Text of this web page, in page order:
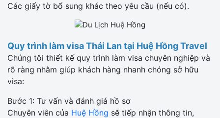
Các giấy tờ bổ sung khác theo yêu cầu (nếu có).
Quy trình làm visa Thái Lan tại Huệ Hồng Travel
Chúng tôi thiết kế quy trình làm visa chuyên nghiệp và
rõ ràng nhằm giúp khách hàng nhanh chóng sở hữu
visa:
Bước 1: Tư vấn và đánh giá hồ sơ
Chuyên viên của Huệ Hồng sẽ tiếp nhận thông tin,